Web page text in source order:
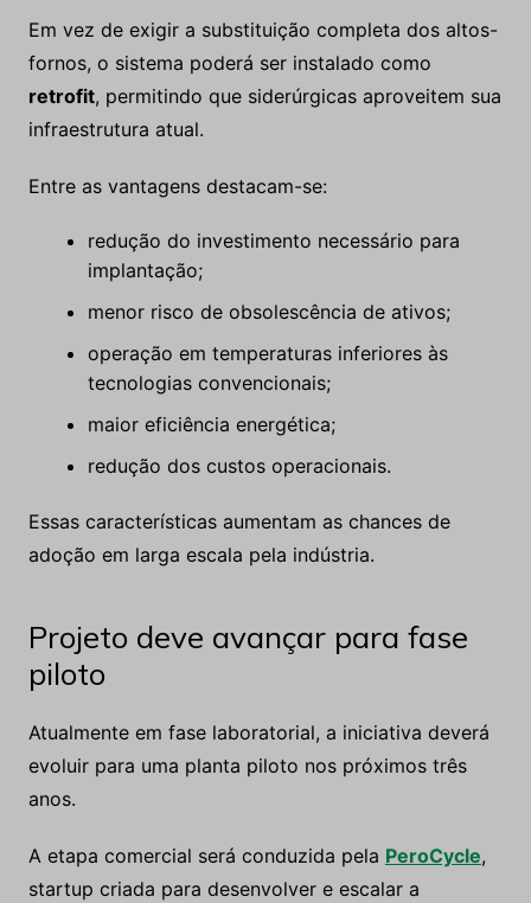
Em vez de exigir a substituição completa dos altos-
fornos, o sistema poderá ser instalado como
retrofit, permitindo que siderúrgicas aproveitem sua
infraestrutura atual.
Entre as vantagens destacam-se:
redução do investimento necessário para
implantação;
menor risco de obsolescência de ativos;
operação em temperaturas inferiores às
tecnologias convencionais;
maior eficiência energética;
redução dos custos operacionais.
Essas características aumentam as chances de
adoção em larga escala pela indústria.
Projeto deve avançar para fase
piloto
Atualmente em fase laboratorial, a iniciativa deverá
evoluir para uma planta piloto nos próximos três
anos.
A etapa comercial será conduzida pela PeroCycle,
startup criada para desenvolver e escalar a